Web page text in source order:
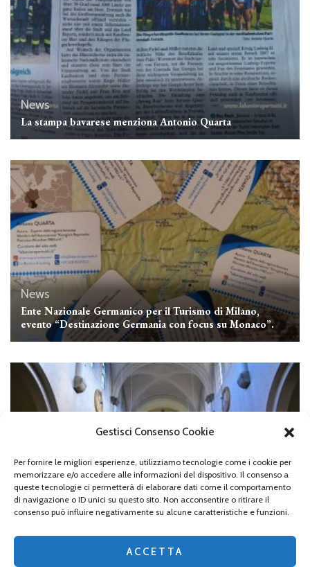
Gestisci Consenso Cookie
Per fornire le migliori esperienze, utilizziamo tecnologie come i cookie per
memorizzare e/o accedere alle informazioni del dispositivo. Il consenso a
queste tecnologie ci permetterà di elaborare dati come il comportamento
di navigazione o ID unici su questo sito. Non acconsentire o ritirare il
consenso può influire negativamente su alcune caratteristiche e funzioni.
ACCETTA
News
La stampa bavarese menziona Antonio Quarta
News
Ente Nazionale Germanico per il Turismo di Milano,
evento “Destinazione Germania con focus su Monaco”.
Monaco
Le chiese nel centro di Monaco, St. Anna